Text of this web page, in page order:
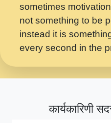
लडल ज बल ल क ज न
7.9.2021 जवल नगर दलल
सख भ मझ पयर ह दख
सपरहट भजन 2021 -
सपरहट शयम भजन -
sometimes
not something to be
instead it is
every second in the
कार्यकारिणी